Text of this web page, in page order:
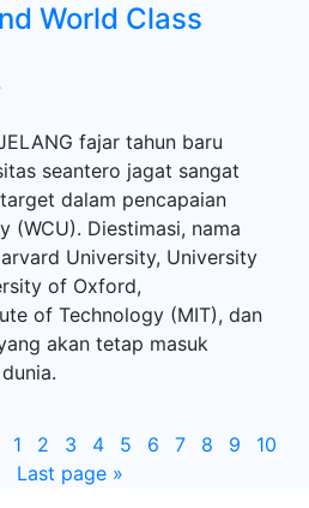
World Class
fajar tahun baru
seantero jagat sangat
dalam pencapaian
(WCU). Diestimasi, nama
University, University
of Oxford,
of Technology (MIT), dan
akan tetap masuk
1 2 3 4 5 6 7 8 9
10
Last page »